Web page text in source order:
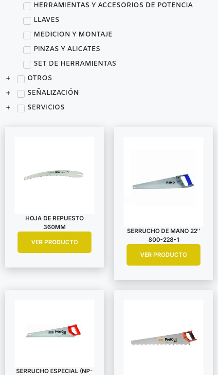
HERRAMIENTAS Y ACCESORIOS DE POTENCIA
LLAVES
MEDICION Y MONTAJE
PINZAS Y ALICATES
SET DE HERRAMIENTAS
OTROS
SEÑALIZACIÓN
SERVICIOS
HOJA DE REPUESTO
360MM
VER PRODUCTO
SERRUCHO DE MANO 22″
800-228-1
VER PRODUCTO
SERRUCHO ESPECIAL (NP-